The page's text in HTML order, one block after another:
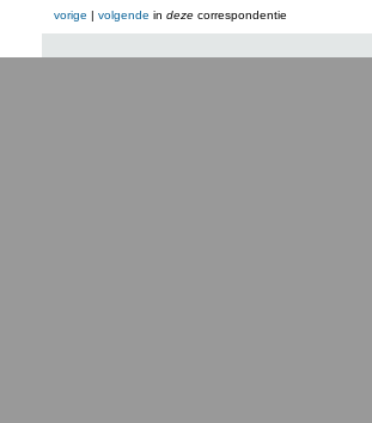
vorige | volgende in deze correspondentie